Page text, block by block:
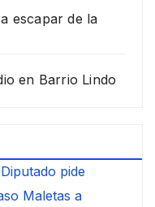
escapar de la
en Barrio Lindo
Diputado pide
Maletas a